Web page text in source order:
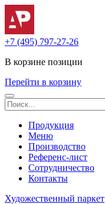
+7 (495) 797-27-26
В корзине позиции
Перейти в корзину
Продукция
Меню
Производство
Референс-лист
Сотрудничество
Контакты
Художественный паркет